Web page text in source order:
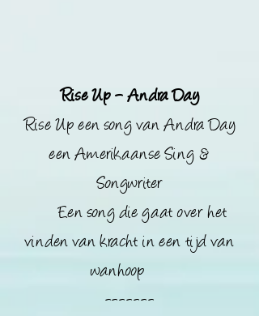
Rise Up – Andra Day
Rise Up een song van Andra Day
een Amerikaanse Sing &
Songwriter
*Een song die gaat over het
vinden van kracht in een tijd van
wanhoop
-------